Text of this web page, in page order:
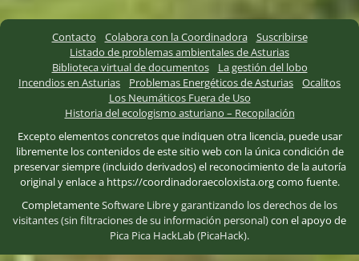
Contacto Colabora con la Coordinadora
Suscribirse
Listado de problemas ambientales de Asturias
Biblioteca virtual de documentos
La gestión del lobo
Incendios en Asturias
Problemas Energéticos de Asturias
Ocalitos
Los Neumáticos Fuera de Uso
Historia del ecologismo asturiano – Recopilación
Excepto elementos concretos que indiquen otra licencia, puede usar
libremente los contenidos de este sitio web con la única condición de
preservar siempre (incluido derivados) el reconocimiento de la autoría
original y enlace a https://coordinadoraecoloxista.org como fuente.
CompletamenteSoftware Libreygarantizando los derechos de los
visitantes (sin filtraciones de su información personal)con el apoyo de
Pica Pica HackLab (PicaHack).